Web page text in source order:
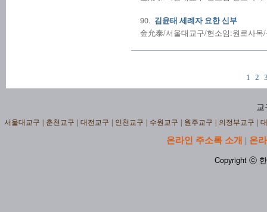
90. 김윤태 세례자 요한 신부
金允泰/서울대교구/현소임:원로사
1 2
교
서울대교구 춘천교구 대전교구 인천교구 수원교구 원주교구 의정부교구
온라인 주소록 소개 | 온
Copyright ⓒ